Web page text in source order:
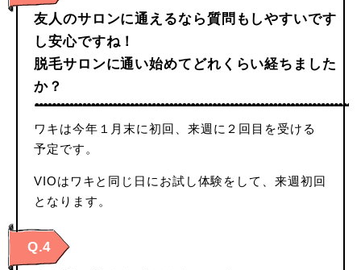
友人のサロンに通えるなら質問もしやすいです
し安心ですね！
脱毛サロンに通い始めてどれくらい経ちました
か？
ワキは今年１月末に初回、来週に２回目を受ける
予定です。
VIOはワキと同じ日にお試し体験をして、来週初回
となります。
Q.4